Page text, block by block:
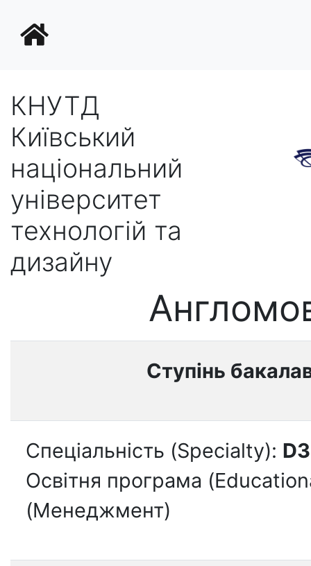
КНУТД
Київський
національний
університет
технологій та
дизайну
Ступінь
Спеціальність (Specialty):
Освітня програма
(Менеджмент)